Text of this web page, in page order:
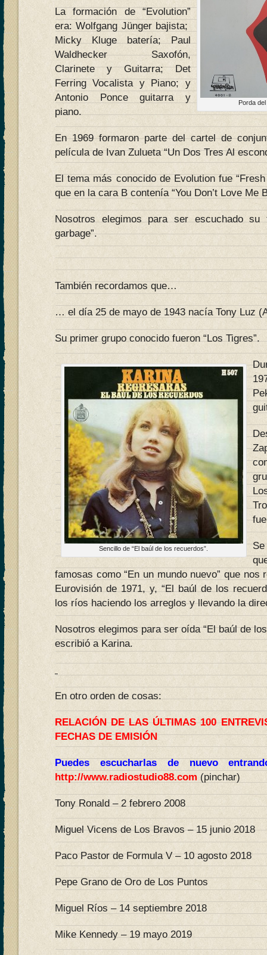
Porda
La formación de “Evolution”
era: Wolfgang Jünger bajista;
Micky Kluge batería; Paul
Waldhecker Saxofón,
Clarinete y Guitarra; Det
Ferring Vocalista y Piano; y
Antonio Ponce guitarra y
piano.
En 1969 formaron parte del cartel de
película de Ivan Zulueta “Un Dos Tres Al
El tema más conocido de Evolution fue
que en la cara B contenía “You Don’t Love Me
Nosotros elegimos para ser escuchado su
garbage”.
También recordamos que…
… el día 25 de mayo de 1943 nacía Tony Luz
Su primer grupo conocido fueron “Los Tigres”.
Sencillo de “El baúl de los recuerdos”.
famosas como “En un mundo nuevo” que nos
Eurovisión de 1971, y, “El baúl de los
los ríos haciendo los arreglos y llevando la
Nosotros elegimos para ser oída “El baúl de
escribió a Karina.
En otro orden de cosas:
RELACIÓN DE LAS ÚLTIMAS 100
FECHAS DE EMISIÓN
Puedes escucharlas de nuevo
http://www.radiostudio88.com (pinchar)
Tony Ronald – 2 febrero 2008
Miguel Vicens de Los Bravos – 15 junio 2018
Paco Pastor de Formula V – 10 agosto 2018
Pepe Grano de Oro de Los Puntos
Miguel Ríos – 14 septiembre 2018
Mike Kennedy – 19 mayo 2019